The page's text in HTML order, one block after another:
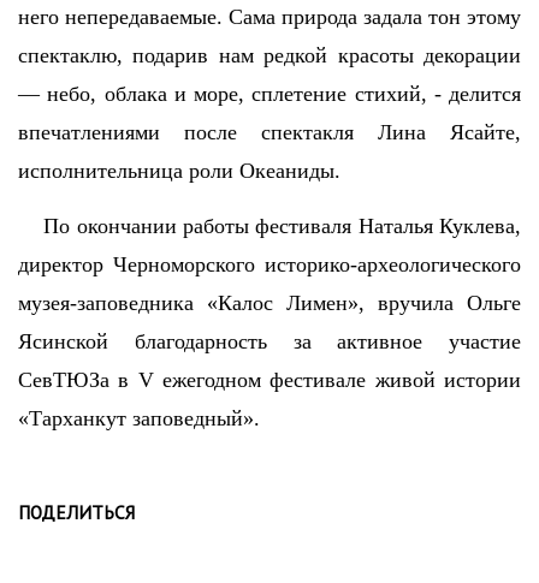
него непередаваемые. Сама природа задала тон этому
спектаклю, подарив нам редкой красоты декорации
— небо, облака и море, сплетение стихий, - делится
впечатлениями после спектакля Лина Ясайте,
исполнительница роли Океаниды.
По окончании работы фестиваля Наталья Куклева,
директор Черноморского историко-археологического
музея-заповедника «Калос Лимен», вручила Ольге
Ясинской благодарность за активное участие
СевТЮЗа в V ежегодном фестивале живой истории
«Тарханкут заповедный».
ПОДЕЛИТЬСЯ